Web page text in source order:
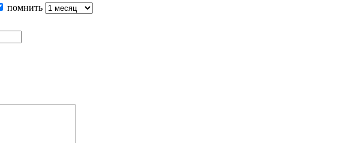
помнить